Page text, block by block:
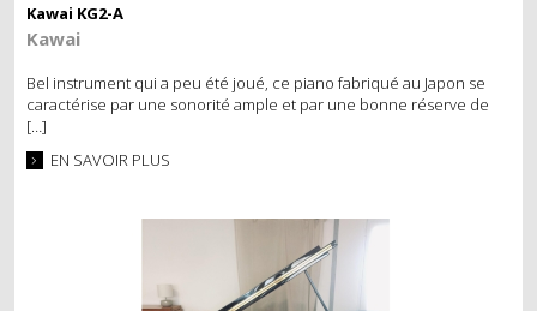
Kawai KG2-A
Kawai
Bel instrument qui a peu été joué, ce piano fabriqué au Japon se
caractérise par une sonorité ample et par une bonne réserve de
[…]
EN SAVOIR PLUS